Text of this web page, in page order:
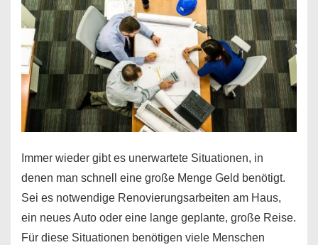
klar!
Immer wieder gibt es unerwartete Situationen, in
denen man schnell eine große Menge Geld benötigt.
Sei es notwendige Renovierungsarbeiten am Haus,
ein neues Auto oder eine lange geplante, große Reise.
Für diese Situationen benötigen viele Menschen